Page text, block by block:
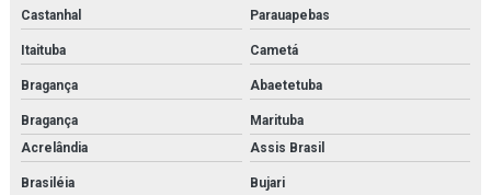
Serviço de inspeção de tubulações
Serviço de inspeção de vasos de pressão
Serviço de instalação de caldeira
Serviço de instalação de chillers
Serviço de instalação de trocadores de calor
Castanhal Parauapebas
Itaituba Cametá
Bragança Abaetetuba
Bragança
Marituba
Acrelândia
Assis Brasil
Brasiléia Bujari